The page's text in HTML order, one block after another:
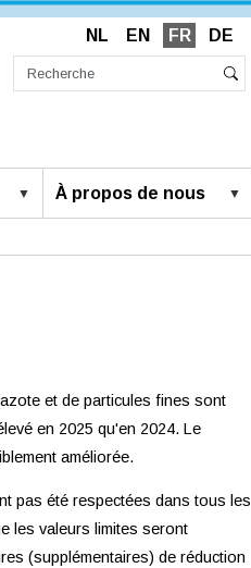
NL EN FR DE
À propos de nous
et de particules fines sont
en 2025 qu'en 2024. Le
améliorée.
pas été respectées dans tous les
les valeurs limites seront
(supplémentaires) de réduction